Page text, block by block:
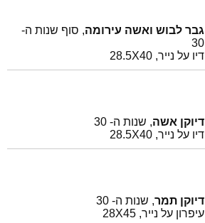
גבר לבוש ואשה עירומה, סוף שנות ה-
30
דיו על נייר, 28.5X40
דיוקן אשה, שנות ה- 30
דיו על נייר, 28.5X40
דיוקן תמר, שנות ה- 30
עיפרון על נייר, 28X45